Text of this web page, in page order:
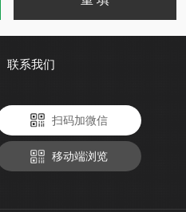
联系我们
扫码加微信
移动端浏览